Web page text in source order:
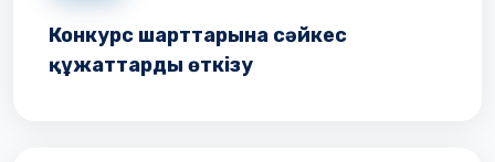
Конкурс шарттарына сәйкес
құжаттарды өткізу